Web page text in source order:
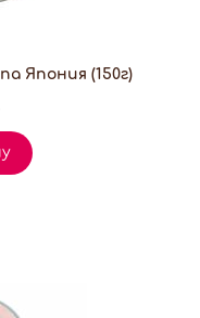
Япония (150г)